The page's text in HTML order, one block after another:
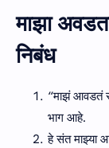
माझा
निबंध
“माझं आवडतं
भाग आहे.
हे संत माझ्या